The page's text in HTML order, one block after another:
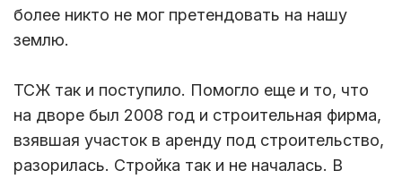
более никто не мог претендовать на нашу
землю.
ТСЖ так и поступило. Помогло еще и то, что
на дворе был 2008 год и строительная фирма,
взявшая участок в аренду под строительство,
разорилась. Стройка так и не началась. В